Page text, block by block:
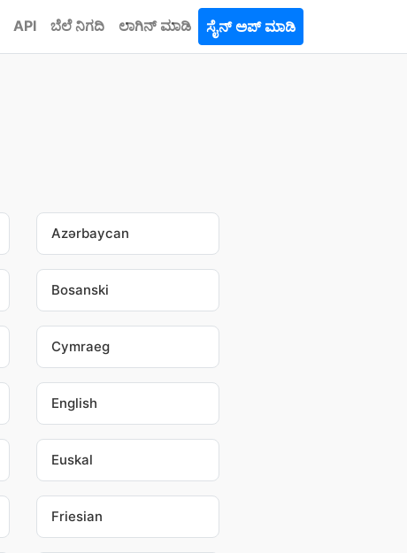
API ಬೆಲೆ ನಿಗದಿ ಲಾಗಿನ್ ಮಾಡಿ ಸೈನ್ ಅಪ್ ಮಾಡಿ
Azərbaycan
Bosanski
Cymraeg
English
Euskal
Friesian